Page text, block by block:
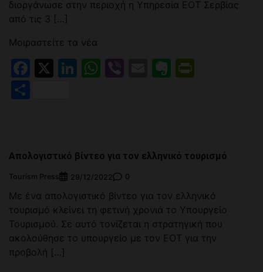
διοργάνωσε στην περιοχή η Υπηρεσία ΕΟΤ Σερβίας
από τις 3 […]
Μοιραστείτε τα νέα
Facebook
X LinkedIn
WhatsApp
ViberEmailEvernote
Απολογιστικό βίντεο για τον ελληνικό τουρισμό
Tourism Press 29/12/2022 0
Με ένα απολογιστικό βίντεο για τον ελληνικό
τουρισμό κλείνει τη φετινή χρονιά το Υπουργείο
Τουρισμού. Σε αυτό τονίζεται η στρατηγική που
ακολούθησε το υπουργείο με τον ΕΟΤ για την
προβολή […]